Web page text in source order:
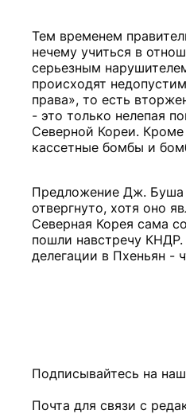
Тем временем
нечему учиться в
серьезным
происходят
права», то есть
- это только нелепая
Северной Кореи.
кассетные бомбы и
Предложение Дж. Буша
отвергнуто, хотя оно
Северная Корея сама
пошли навстречу
делегации в Пхеньян -
Подписывайтесь на
Почта для связи с